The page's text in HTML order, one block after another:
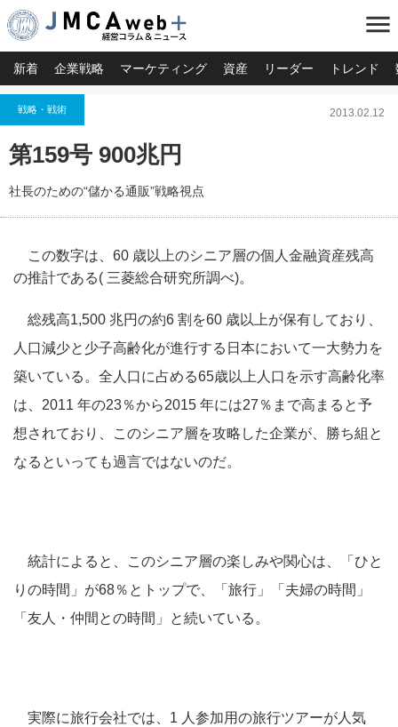
menu
新着 企業戦略 マーケティング 資産 リーダー トレンド
戦略・戦術 2013.02.12
第159号 900兆円
社長のための“儲かる通販”戦略視点
この数字は、60 歳以上のシニア層の個人金融資産残高
の推計である( 三菱総合研究所調べ)。
総残高1,500 兆円の約6 割を60 歳以上が保有しており、
人口減少と少子高齢化が進行する日本において一大勢力を
築いている。全人口に占める65歳以上人口を示す高齢化率
は、2011 年の23％から2015 年には27％まで高まると予
想されており、このシニア層を攻略した企業が、勝ち組と
なるといっても過言ではないのだ。
統計によると、このシニア層の楽しみや関心は、「ひと
りの時間」が68％とトップで、「旅行」「夫婦の時間」
「友人・仲間との時間」と続いている。
実際に旅行会社では、1 人参加用の旅行ツアーが人気